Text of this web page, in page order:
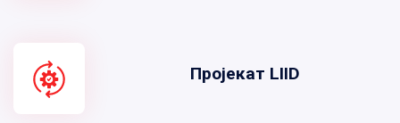
Пројекат LIID